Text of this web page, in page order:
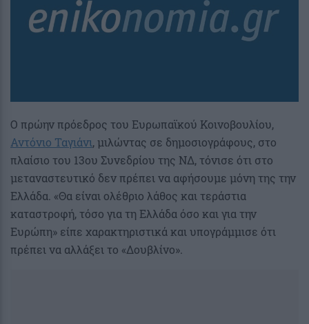
Ο πρώην πρόεδρος του Ευρωπαϊκού Κοινοβουλίου,
Αντόνιο Ταγιάνι, μιλώντας σε δημοσιογράφους, στο
πλαίσιο του 13ου Συνεδρίου της ΝΔ, τόνισε ότι στο
μεταναστευτικό δεν πρέπει να αφήσουμε μόνη της την
Ελλάδα. «Θα είναι ολέθριο λάθος και τεράστια
καταστροφή, τόσο για τη Ελλάδα όσο και για την
Ευρώπη» είπε χαρακτηριστικά και υπογράμμισε ότι
πρέπει να αλλάξει το «Δουβλίνο».